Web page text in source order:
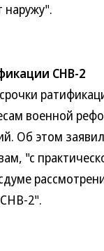
наружу".
СНВ-2
военной
Об этом
"с
2".